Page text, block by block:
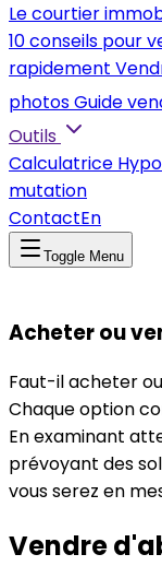
Le courtier
10 conseils pour
rapidement
photosGuide
Outils
Calculatrice
mutation
ContactEn
Toggle Menu
Acheter ou
Faut-il acheter
Chaque option
En examinant
prévoyant des
vous serez en
Vendre